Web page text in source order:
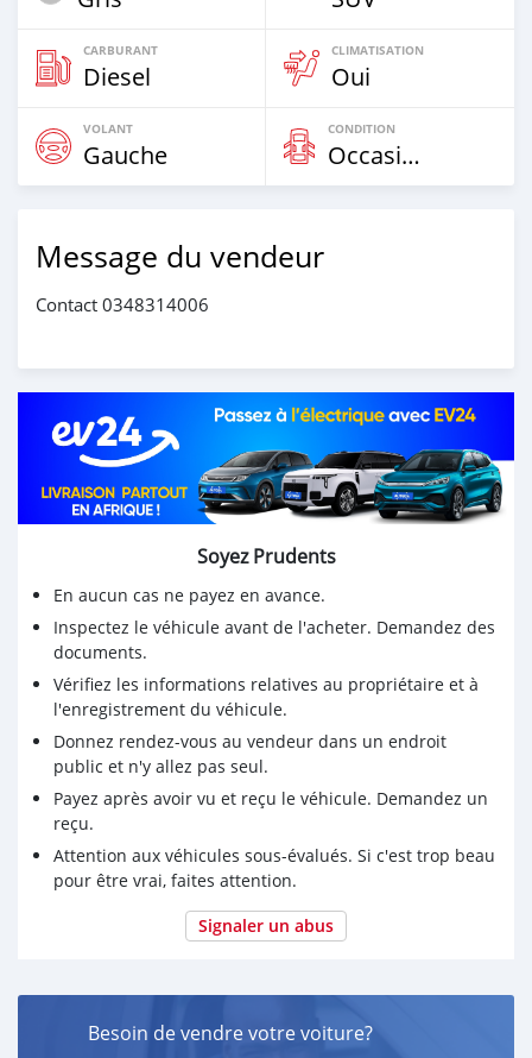
CARBURANT
Diesel
CLIMATISATION
Oui
VOLANT
Gauche
CONDITION
Occasion
Message du vendeur
Contact 0348314006
Soyez Prudents
En aucun cas ne payez en avance.
Inspectez le véhicule avant de l'acheter. Demandez des
documents.
Vérifiez les informations relatives au propriétaire et à
l'enregistrement du véhicule.
Donnez rendez-vous au vendeur dans un endroit
public et n'y allez pas seul.
Payez après avoir vu et reçu le véhicule. Demandez un
reçu.
Attention aux véhicules sous-évalués. Si c'est trop beau
pour être vrai, faites attention.
Signaler un abus
Besoin de vendre votre voiture?